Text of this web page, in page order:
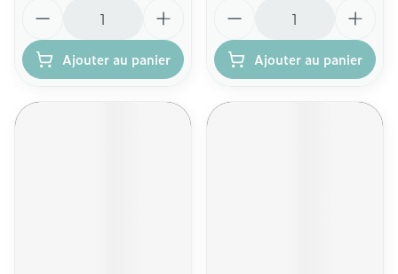
Ajouter au panier Ajouter au panier